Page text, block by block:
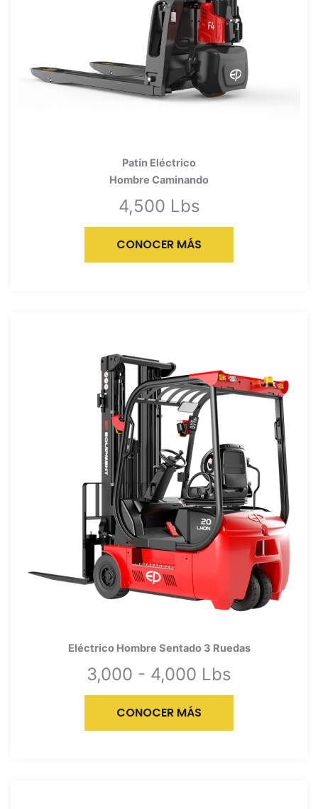
Patín Eléctrico
Hombre Caminando
4,500 Lbs
CONOCER MÁS
Eléctrico Hombre Sentado 3 Ruedas
3,000 - 4,000 Lbs
CONOCER MÁS